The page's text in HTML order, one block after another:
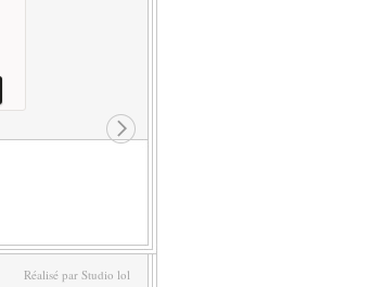
Réalisé par Studio lol